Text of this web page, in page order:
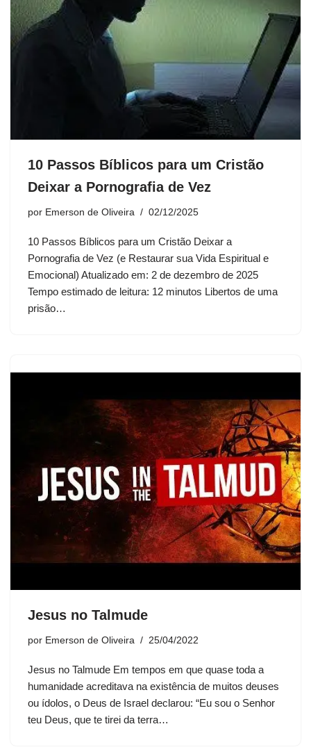
10 Passos Bíblicos para um Cristão
Deixar a Pornografia de Vez
por Emerson de Oliveira 02/12/2025
10 Passos Bíblicos para um Cristão Deixar a
Pornografia de Vez (e Restaurar sua Vida Espiritual e
Emocional) Atualizado em: 2 de dezembro de 2025
Tempo estimado de leitura: 12 minutos Libertos de uma
prisão…
Jesus no Talmude
por Emerson de Oliveira 25/04/2022
Jesus no Talmude Em tempos em que quase toda a
humanidade acreditava na existência de muitos deuses
ou ídolos, o Deus de Israel declarou: “Eu sou o Senhor
teu Deus, que te tirei da terra…